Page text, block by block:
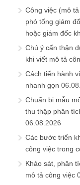
Công việc (mô
phó tổng giám
hoặc giám đốc
Chú ý cẩn thận
khi viết mô tả
Cách tiến hành
nhanh gọn
Chuẩn bị mẫu
thu thập phân
06.08.2026
Các bước triển
công việc trong
Khảo sát, phân
mô tả công việc